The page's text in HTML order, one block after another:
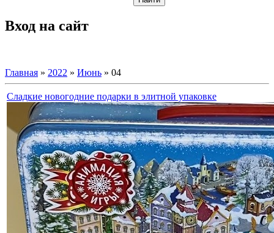
Вход на сайт
Главная » 2022 » Июнь » 04
Сладкие новогодние подарки в элитной упаковке